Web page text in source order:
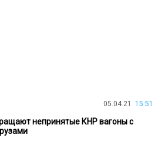
05.04.21 15:51
непринятые КНР вагоны с